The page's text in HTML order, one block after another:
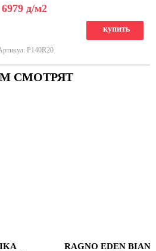
6979 д/м2
купить
P140R20
СМОТРЯТ
RAGNO EDEN